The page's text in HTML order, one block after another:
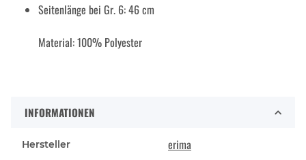
Seitenlänge bei Gr. 6: 46 cm
Material: 100% Polyester
INFORMATIONEN
Hersteller erima